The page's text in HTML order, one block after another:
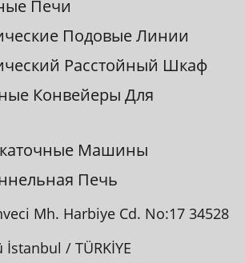
Печи
Подовые Линии
Pасстойный Шкаф
Конвейеpы Для
Машины
Печь
Mh. Harbiye Cd. No:17 34528
İstanbul / TÜRKİYE